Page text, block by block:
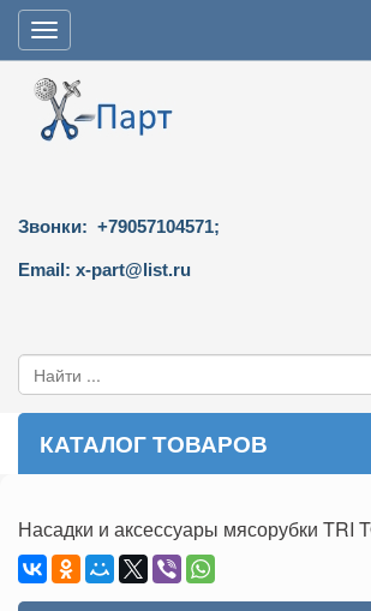
Toggle
navigation
Звонки: +79057104571;
Email: x-part@list.ru
КАТАЛОГ ТОВАРОВ
Насадки и аксессуары мясорубки TRI